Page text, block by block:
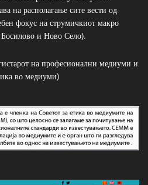
на располагање сите вести од
фокус на струмичкиот макро
и Ново Село).
на професионални медиуми и
во медиуми)